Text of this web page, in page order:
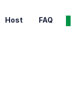
Host FAQ